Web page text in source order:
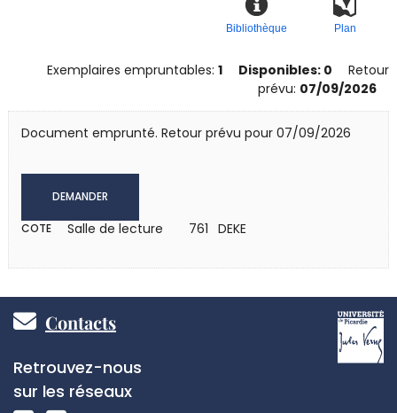
Plan
Bibliothèque
Exemplaires empruntables:1 Disponibles: 0
Retour
prévu: 07/09/2026
Document emprunté. Retour prévu pour 07/09/2026
DEMANDER
COTE Salle de lecture 761 DEKE
Pied
de
page
Contacts
Réseaux
sociaux
Retrouvez-nous
sur les réseaux